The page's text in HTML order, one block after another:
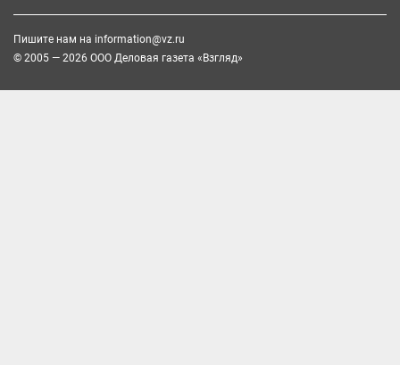
Пишите нам на information@vz.ru
© 2005 — 2026 ООО Деловая газета «Взгляд»